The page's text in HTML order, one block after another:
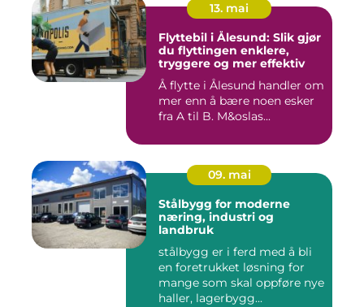
13. mai
Flyttebil i Ålesund: Slik gjør
du flyttingen enklere,
tryggere og mer effektiv
Å flytte i Ålesund handler om
mer enn å bære noen esker
fra A til B. M&oslas...
09. mai
Stålbygg for moderne
næring, industri og
landbruk
stålbygg er i ferd med å bli
en foretrukket løsning for
mange som skal oppføre nye
haller, lagerbygg...